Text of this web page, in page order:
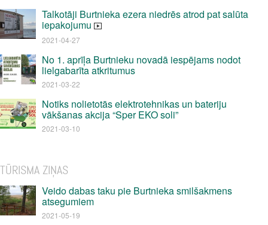
Talkotāji Burtnieka ezera niedrēs atrod pat salūta
iepakojumu
2021-04-27
No 1. aprīļa Burtnieku novadā iespējams nodot
lielgabarīta atkritumus
2021-03-22
Notiks nolietotās elektrotehnikas un bateriju
vākšanas akcija “Sper EKO soli”
2021-03-10
TŪRISMA ZIŅAS
Veido dabas taku pie Burtnieka smilšakmens
atsegumiem
2021-05-19